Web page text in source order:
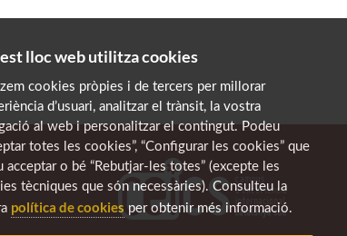
lloc web utilitza cookies
cookies pròpies i de tercers per millorar
d’usuari, analitzar el trànsit, la vostra
al web i personalitzar el contingut. Podeu
totes les cookies”, “Configurar les cookies” que
acceptar o bé “Rebutjar-les totes” (excepte les
tècniques que són necessàries). Consulteu la
política de cookies per obtenir més informació.